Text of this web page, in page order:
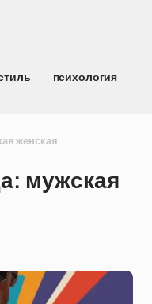
психология
женская
мужская